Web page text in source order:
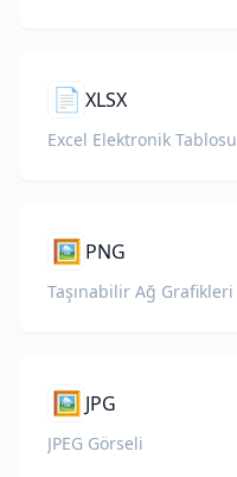
📄 XLSX
Excel Elektronik Tablosu
🖼️ PNG
Taşınabilir Ağ Grafikleri
🖼️ JPG
JPEG Görseli